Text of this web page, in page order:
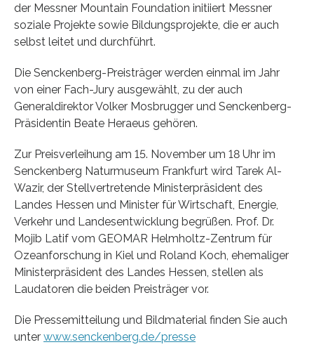
der Messner Mountain Foundation initiiert Messner
soziale Projekte sowie Bildungsprojekte, die er auch
selbst leitet und durchführt.
Die Senckenberg-Preisträger werden einmal im Jahr
von einer Fach-Jury ausgewählt, zu der auch
Generaldirektor Volker Mosbrugger und Senckenberg-
Präsidentin Beate Heraeus gehören.
Zur Preisverleihung am 15. November um 18 Uhr im
Senckenberg Naturmuseum Frankfurt wird Tarek Al-
Wazir, der Stellvertretende Ministerpräsident des
Landes Hessen und Minister für Wirtschaft, Energie,
Verkehr und Landesentwicklung begrüßen. Prof. Dr.
Mojib Latif vom GEOMAR Helmholtz-Zentrum für
Ozeanforschung in Kiel und Roland Koch, ehemaliger
Ministerpräsident des Landes Hessen, stellen als
Laudatoren die beiden Preisträger vor.
Die Pressemitteilung und Bildmaterial finden Sie auch
unter www.senckenberg.de/presse